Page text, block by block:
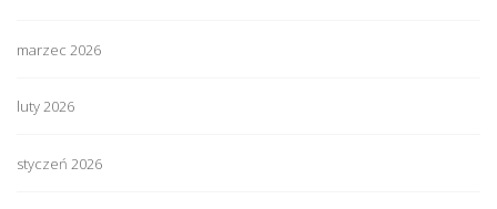
marzec 2026
luty 2026
styczeń 2026